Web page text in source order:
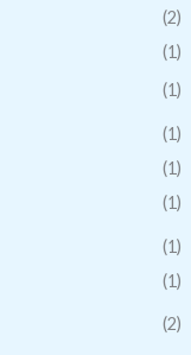
(2)
(1)
(1)
(1)
(1)
(1)
(1)
(1)
(2)